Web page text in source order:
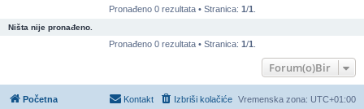
ž
i
Pronađeno 0 rezultata • Stranica: 1/1
Ništa nije pronađeno.
Pronađeno 0 rezultata • Stranica: 1/1
Forum(o)Bir
Početna Vremenska zona: UTC+01:00
Izbriši kolačiće
Kontakt